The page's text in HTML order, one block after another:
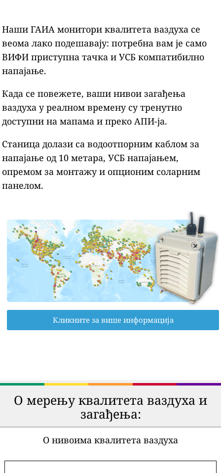
Наши ГАИА монитори квалитета ваздуха се
веома лако подешавају: потребна вам је само
ВИФИ приступна тачка и УСБ компатибилно
напајање.
Када се повежете, ваши нивои загађења
ваздуха у реалном времену су тренутно
доступни на мапама и преко АПИ-ја.
Станица долази са водоотпорним каблом за
напајање од 10 метара, УСБ напајањем,
опремом за монтажу и опционим соларним
панелом.
Кликните за више информација
О мерењу квалитета ваздуха и
загађења:
О нивоима квалитета ваздуха